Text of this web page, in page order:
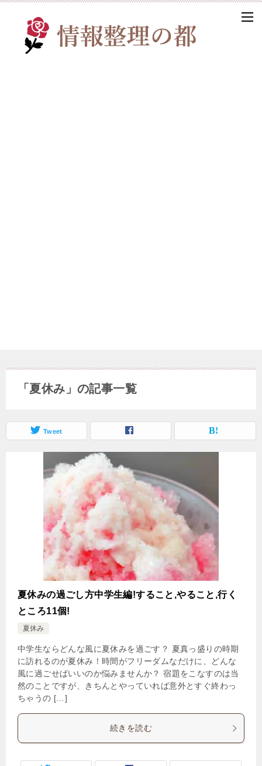
「夏休み」の記事一覧
Tweet
夏休みの過ごし方中学生編!すること,やること,行く
ところ11個!
夏休み
中学生ならどんな風に夏休みを過ごす？ 夏真っ盛りの時期
に訪れるのが夏休み！時間がフリーダムなだけに、どんな
風に過ごせばいいのか悩みませんか？ 宿題をこなすのは当
然のことですが、きちんとやっていれば意外とすぐ終わっ
ちゃうの […]
続きを読む